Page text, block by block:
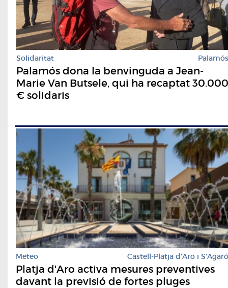
Solidaritat Palamós
Palamós dona la benvinguda a Jean-
Marie Van Butsele, qui ha recaptat 30.000
€ solidaris
Meteo Castell-Platja d'Aro i S'Agaró
Platja d'Aro activa mesures preventives
davant la previsió de fortes pluges